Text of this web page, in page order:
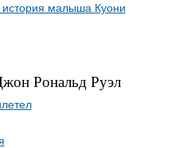
история малыша Куони
Рональд Руэл